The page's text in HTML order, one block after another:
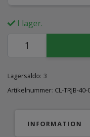
I lager.
Lagersaldo: 3
Artikelnummer: CL-TRJB-
INFORMATION